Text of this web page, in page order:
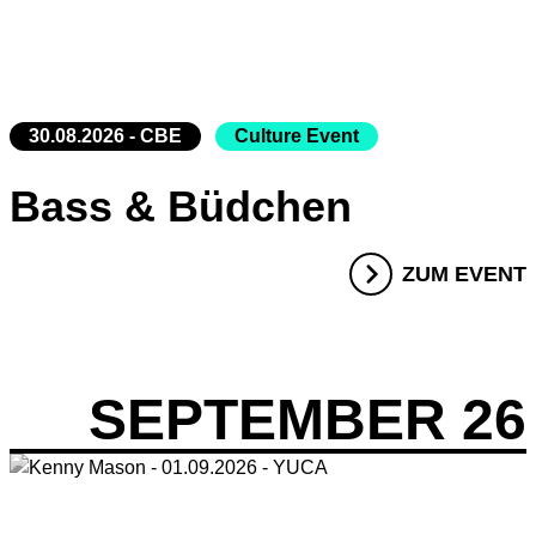
30.08.2026 - CBE Culture Event
Bass & Büdchen
ZUM EVENT
SEPTEMBER 26